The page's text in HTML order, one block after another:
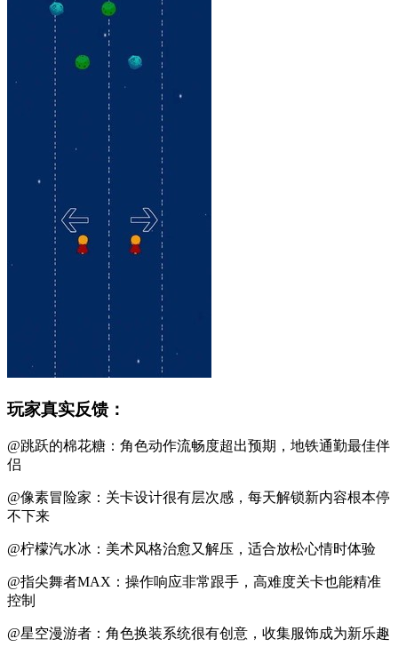
玩家真实反馈：
@跳跃的棉花糖：角色动作流畅度超出预期，地铁通勤最佳伴
侣
@像素冒险家：关卡设计很有层次感，每天解锁新内容根本停
不下来
@柠檬汽水冰：美术风格治愈又解压，适合放松心情时体验
@指尖舞者MAX：操作响应非常跟手，高难度关卡也能精准
控制
@星空漫游者：角色换装系统很有创意，收集服饰成为新乐趣